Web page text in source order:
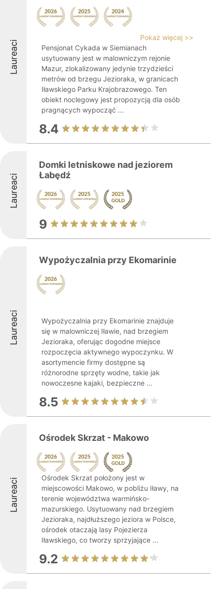
Laureaci
Pokaż więcej >>
Pensjonat Cykada w Siemianach
usytuowany jest w malowniczym rejonie
Mazur, zlokalizowany jedynie trzydzieści
metrów od brzegu Jezioraka, w granicach
Iławskiego Parku Krajobrazowego. Ten
obiekt noclegowy jest propozycją dla osób
pragnących wypocząć ...
8.4
Laureaci
Domki letniskowe nad jeziorem
Łabędź
9
Laureaci
Wypożyczalnia przy Ekomarinie
Wypożyczalnia przy Ekomarinie znajduje
się w malowniczej Iławie, nad brzegiem
Jezioraka, oferując dogodne miejsce
rozpoczęcia aktywnego wypoczynku. W
asortymencie firmy dostępne są
różnorodne sprzęty wodne, takie jak
nowoczesne kajaki, bezpieczne ...
8.5
Laureaci
Ośrodek Skrzat - Makowo
Ośrodek Skrzat położony jest w
miejscowości Makowo, w pobliżu Iławy, na
terenie województwa warmińsko-
mazurskiego. Usytuowany nad brzegiem
Jezioraka, najdłuższego jeziora w Polsce,
ośrodek otaczają lasy Pojezierza
Iławskiego, co tworzy sprzyjające ...
9.2